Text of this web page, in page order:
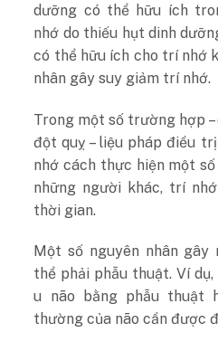
dưỡng có thể hữu ích
nhớ do thiếu hụt dinh
có thể hữu ích cho trí nhớ
nhân gây suy giảm trí nhớ.
Trong một số trường hợp –
đột quỵ – liệu pháp điều
nhớ cách thực hiện một
những người khác, trí
thời gian.
Một số nguyên nhân
thể phải phẫu thuật. Ví
u não bằng phẫu thuật
thường của não cần được